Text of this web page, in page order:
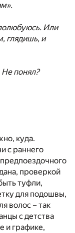
Или
глядишь, и
Не понял?
куда.
с раннего
предпоездочного
проверкой
туфли,
для подошвы,
волос – так
с детства
и графике,